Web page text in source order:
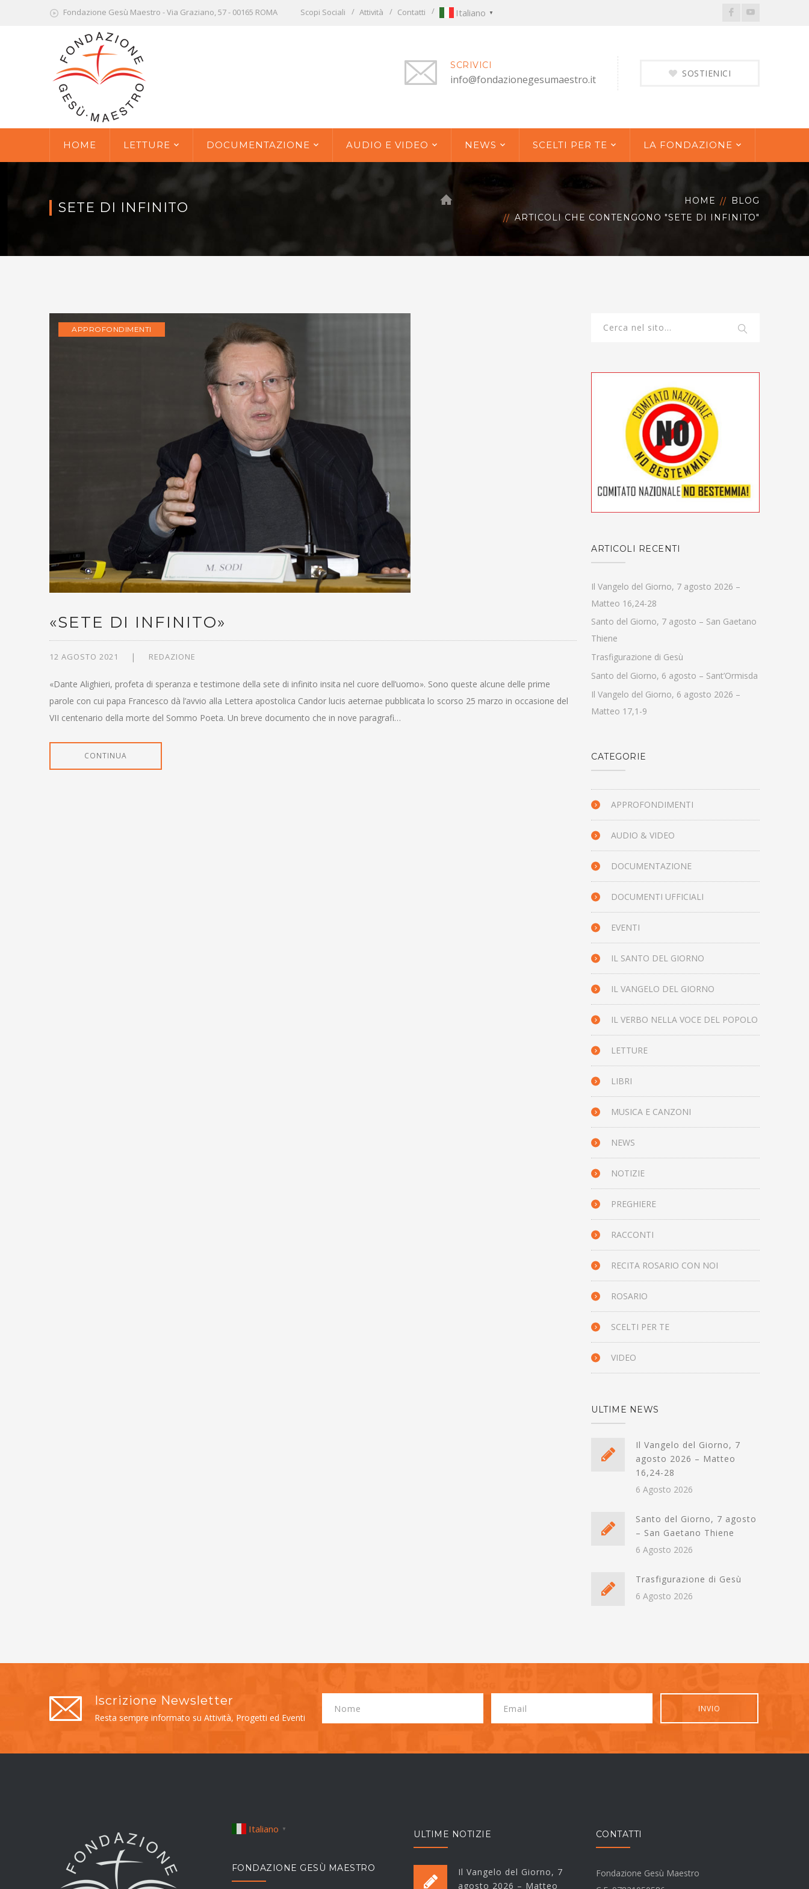
Fondazione Gesù Maestro - Via Graziano, 57 - 00165 ROMA Scopi Sociali Attività Contatti Italiano ▼
FacebookYoutube
SOSTIENICI
SCRIVICI
info@fondazionegesumaestro.it
HOME LETTURE DOCUMENTAZIONE AUDIO E VIDEO NEWS SCELTI PER TE LA FONDAZIONE
SETE DI INFINITO HOME
BLOG
ARTICOLI CHE CONTENGONO "SETE DI INFINITO"
APPROFONDIMENTI
«SETE DI INFINITO»
12 AGOSTO 2021 REDAZIONE
«Dante Alighieri, profeta di speranza e testimone della sete di infinito insita nel cuore dell’uomo». Sono queste alcune delle prime
parole con cui papa Francesco dà l’avvio alla Lettera apostolica Candor lucis aeternae pubblicata lo scorso 25 marzo in occasione del
VII centenario della morte del Sommo Poeta. Un breve documento che in nove paragrafi…
CONTINUA
ARTICOLI RECENTI
Il Vangelo del Giorno, 7 agosto 2026 –
Matteo 16,24-28
Santo del Giorno, 7 agosto – San Gaetano
Thiene
Trasfigurazione di Gesù
Santo del Giorno, 6 agosto – Sant’Ormisda
Il Vangelo del Giorno, 6 agosto 2026 –
Matteo 17,1-9
CATEGORIE
APPROFONDIMENTI
AUDIO & VIDEO
DOCUMENTAZIONE
DOCUMENTI UFFICIALI
EVENTI
IL SANTO DEL GIORNO
IL VANGELO DEL GIORNO
IL VERBO NELLA VOCE DEL POPOLO
LETTURE
LIBRI
MUSICA E CANZONI
NEWS
NOTIZIE
PREGHIERE
RACCONTI
RECITA ROSARIO CON NOI
ROSARIO
SCELTI PER TE
VIDEO
ULTIME NEWS
Il Vangelo del Giorno, 7
agosto 2026 – Matteo
16,24-28
6 Agosto 2026
Santo del Giorno, 7 agosto
– San Gaetano Thiene
6 Agosto 2026
Trasfigurazione di Gesù
6 Agosto 2026
Iscrizione Newsletter
Resta sempre informato su Attività, Progetti ed Eventi
Italiano ▼
FONDAZIONE GESÙ MAESTRO
ULTIME NOTIZIE
Il Vangelo del Giorno, 7
agosto 2026 – Matteo
CONTATTI
Fondazione Gesù Maestro